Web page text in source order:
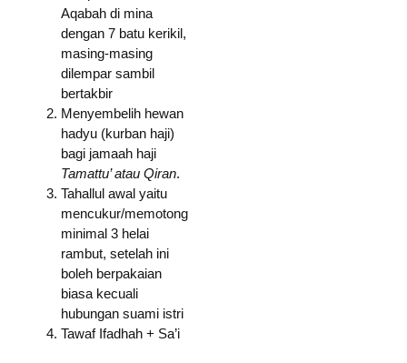
Aqabah di mina
dengan 7 batu kerikil,
masing-masing
dilempar sambil
bertakbir
Menyembelih hewan
hadyu (kurban haji)
bagi jamaah haji
Tamattu’ atau Qiran.
Tahallul awal yaitu
mencukur/memotong
minimal 3 helai
rambut, setelah ini
boleh berpakaian
biasa kecuali
hubungan suami istri
Tawaf Ifadhah + Sa’i